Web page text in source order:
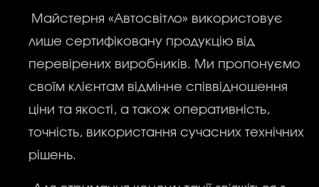
Майстерня «Автосвітло» використовує
лише сертифіковану продукцію від
перевірених виробників. Ми пропонуємо
своїм клієнтам відмінне співвідношення
ціни та якості, а також оперативність,
точність, використання сучасних технічних
рішень.